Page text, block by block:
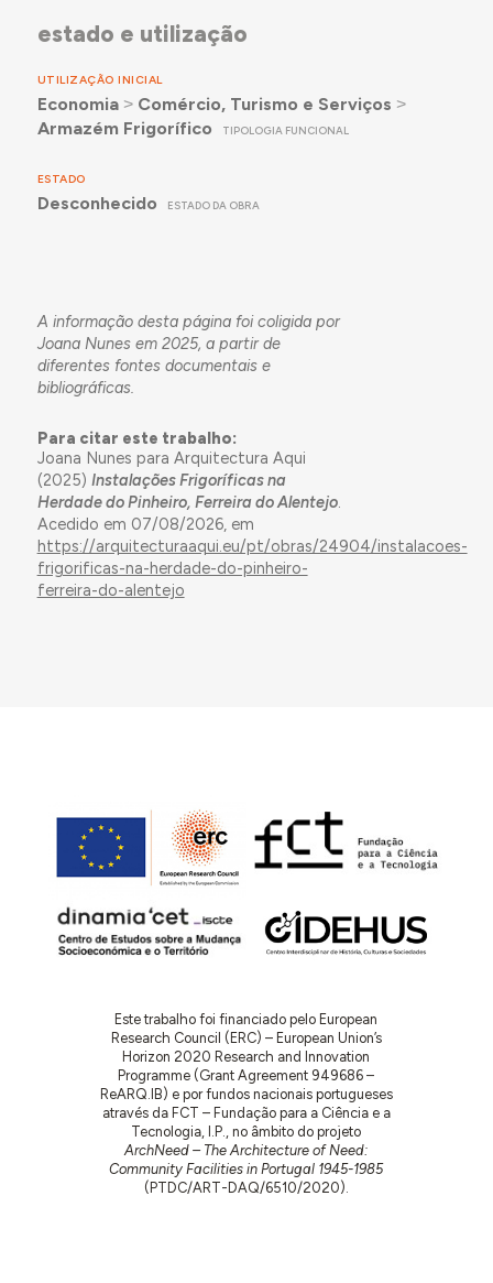
estado e utilização
UTILIZAÇÃO INICIAL
Economia˃ Comércio, Turismo e Serviços ˃
Armazém Frigorífico
TIPOLOGIA FUNCIONAL
ESTADO
Desconhecido ESTADO DA OBRA
A informação desta página foi coligida por
Joana Nunes em 2025, a partir de
diferentes fontes documentais e
bibliográficas.
Para citar este trabalho:
Joana Nunes para Arquitectura Aqui
(2025) Instalações Frigoríficas na
Herdade do Pinheiro, Ferreira do Alentejo.
Acedido em 07/08/2026, em
https://arquitecturaaqui.eu/pt/obras/24904/instalacoes-
frigorificas-na-herdade-do-pinheiro-
ferreira-do-alentejo
Este trabalho foi financiado pelo European
Research Council (ERC) – European Union’s
Horizon 2020 Research and Innovation
Programme (Grant Agreement 949686 –
ReARQ.IB) e por fundos nacionais portugueses
através da FCT – Fundação para a Ciência e a
Tecnologia, I.P., no âmbito do projeto
ArchNeed – The Architecture of Need:
Community Facilities in Portugal 1945-1985
(PTDC/ART-DAQ/6510/2020).